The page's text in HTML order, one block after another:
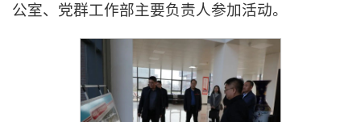
公室、党群工作部主要负责人参加活动。